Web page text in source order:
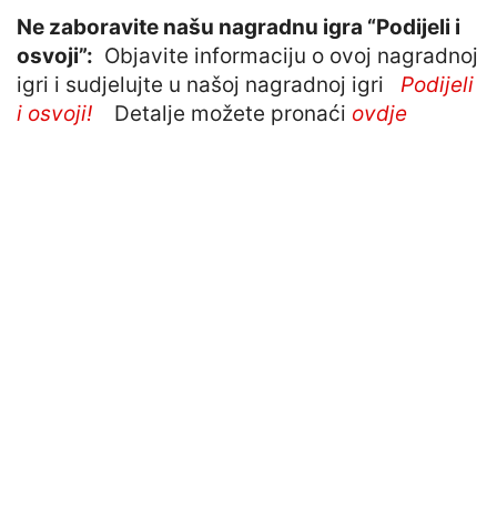
Ne zaboravite našu nagradnu igra “Podijeli i
osvoji”: Objavite informaciju o ovoj nagradnoj
igri i sudjelujte u našoj nagradnoj igri Podijeli
i osvoji!
Detalje možete pronaći ovdje